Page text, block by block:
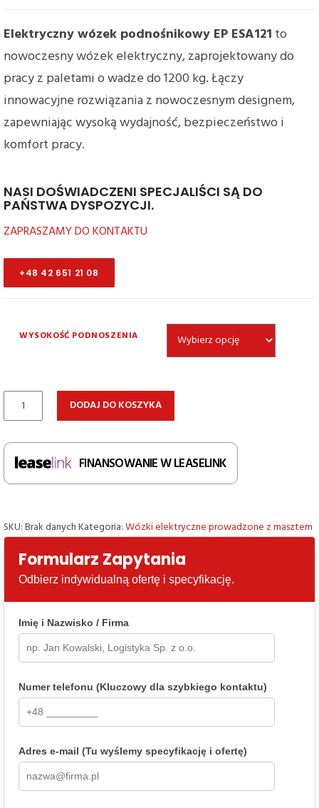
Elektryczny wózek podnośnikowy EP ESA121 to
nowoczesny wózek elektryczny, zaprojektowany do
pracy z paletami o wadze do 1200 kg. Łączy
innowacyjne rozwiązania z nowoczesnym designem,
zapewniając wysoką wydajność, bezpieczeństwo i
komfort pracy.
NASI DOŚWIADCZENI SPECJALIŚCI SĄ DO
PAŃSTWA DYSPOZYCJI.
ZAPRASZAMY DO KONTAKTU
+48 42 651 21 08
WYSOKOŚĆ PODNOSZENIA
ilość
podnośnikowy
prowadzony
z
ESA121
DODAJ DO KOSZYKA
FINANSOWANIE W LEASELINK
SKU:Brak danychKategoria:Wózki elektryczne prowadzone z masztem
Formularz Zapytania
Odbierz indywidualną ofertę i specyfikację.
Imię i Nazwisko / Firma
Numer telefonu (Kluczowy dla szybkiego kontaktu)
Adres e-mail (Tu wyślemy specyfikację i ofertę)